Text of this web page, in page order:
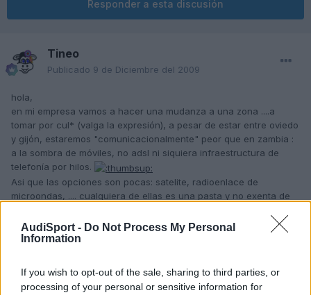
AudiSport - Do Not Process My Personal
Information
If you wish to opt-out of the sale, sharing to third parties, or
processing of your personal or sensitive information for
Responder a esta discusión
Tineo
Publicado 9 de Diciembre del 2009
hola,
en mi empresa vamos a hacer una mudanza a una zona ....a
tomar por cul* (valga la expresión), a pesar de estar entre oviedo
y gijón, estaremos "comunicacionalmente" peor que en zambia :
a la sombra de móviles, no adsl ni siquiera infraestructura de
telefonía por hilos.
Asi que las opciones son pocas: satelite, radioenlace de
microondas, .... cualquiera de ellas es una pasta y no exenta de
Despues de valorar las pocas opciones disponibles, la más
linea visual con su repetidor a 11Kms. y a priori es viable.